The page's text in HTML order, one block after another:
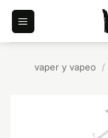
Saltar
contenido
vaper y vapeo /